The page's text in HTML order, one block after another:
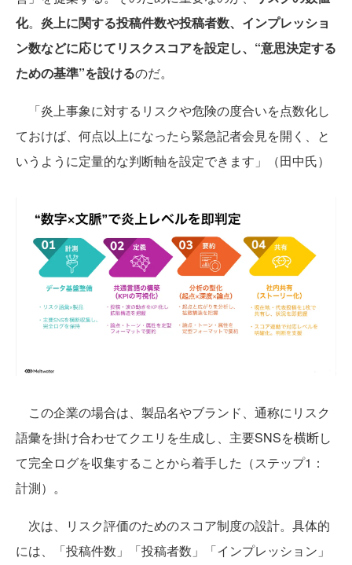
化。 炎上に関する投稿件数や投稿者数、インプレッショ
ン数などに応じてリスクスコアを設定し、“意思決定する
ための基準”を設けるのだ。
「炎上事象に対するリスクや危険の度合いを点数化し
ておけば、何点以上になったら緊急記者会見を開く、と
いうように定量的な判断軸を設定できます」（田中氏）
この企業の場合は、製品名やブランド、通称にリスク
語彙を掛け合わせてクエリを生成し、主要SNSを横断し
て完全ログを収集することから着手した（ステップ1：
計測）。
次は、リスク評価のためのスコア制度の設計。具体的
には、「投稿件数」「投稿者数」「インプレッション」